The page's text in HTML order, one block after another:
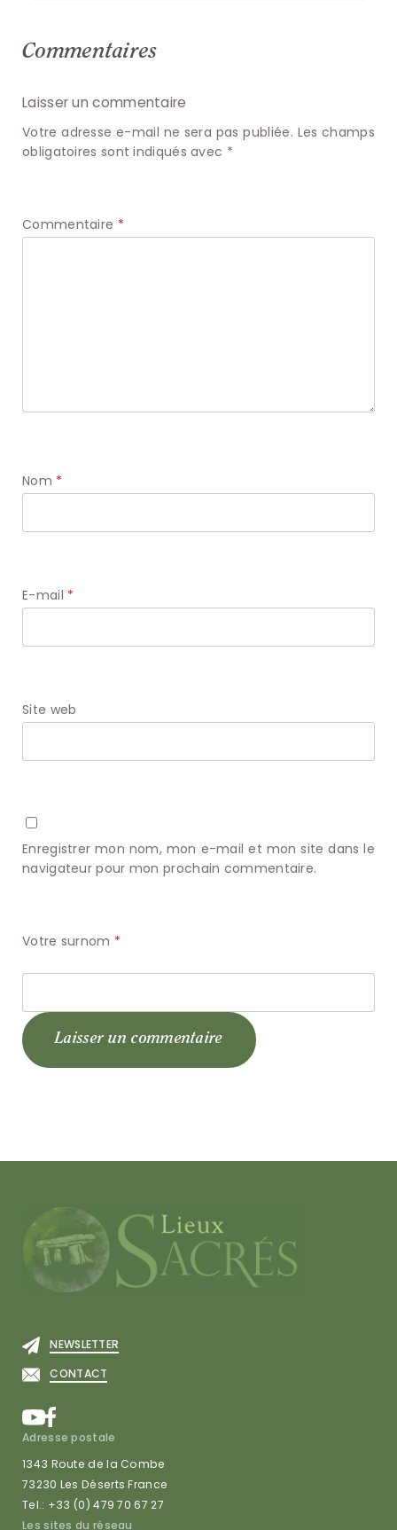
Commentaires
Laisser un commentaire
Votre adresse e-mail ne sera pas publiée. Les champs
obligatoires sont indiqués avec *
Commentaire *
Nom *
E-mail *
Site web
Enregistrer mon nom, mon e-mail et mon site dans le
navigateur pour mon prochain commentaire.
Votre surnom *
NEWSLETTER
CONTACT
Adresse postale
1343 Route de la Combe
73230 Les Déserts France
Tel.: +33 (0) 479 70 67 27
Les sites du réseau